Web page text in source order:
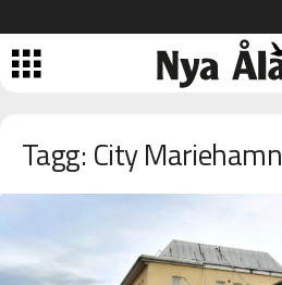
Tagg: City Mariehamn